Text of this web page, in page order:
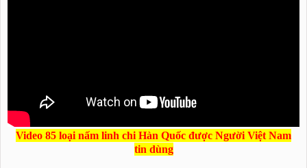
Video 85 loại nấm linh chi Hàn Quốc được Người Việt Nam
tin dùng